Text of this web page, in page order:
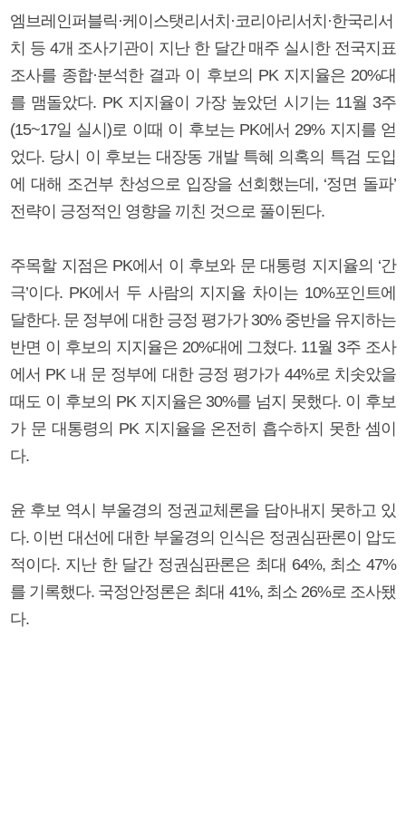
엠브레인퍼블릭·케이스탯리서치·코리아리서치·한국리서
치 등 4개 조사기관이 지난 한 달간 매주 실시한 전국지표
조사를 종합·분석한 결과 이 후보의 PK 지지율은 20%대
를 맴돌았다. PK 지지율이 가장 높았던 시기는 11월 3주
(15~17일 실시)로 이때 이 후보는 PK에서 29% 지지를 얻
었다. 당시 이 후보는 대장동 개발 특혜 의혹의 특검 도입
에 대해 조건부 찬성으로 입장을 선회했는데, ‘정면 돌파’
전략이 긍정적인 영향을 끼친 것으로 풀이된다.
주목할 지점은 PK에서 이 후보와 문 대통령 지지율의 ‘간
극’이다. PK에서 두 사람의 지지율 차이는 10%포인트에
달한다. 문 정부에 대한 긍정 평가가 30% 중반을 유지하는
반면 이 후보의 지지율은 20%대에 그쳤다. 11월 3주 조사
에서 PK 내 문 정부에 대한 긍정 평가가 44%로 치솟았을
때도 이 후보의 PK 지지율은 30%를 넘지 못했다. 이 후보
가 문 대통령의 PK 지지율을 온전히 흡수하지 못한 셈이
다.
윤 후보 역시 부울경의 정권교체론을 담아내지 못하고 있
다. 이번 대선에 대한 부울경의 인식은 정권심판론이 압도
적이다. 지난 한 달간 정권심판론은 최대 64%, 최소 47%
를 기록했다. 국정안정론은 최대 41%, 최소 26%로 조사됐
다.